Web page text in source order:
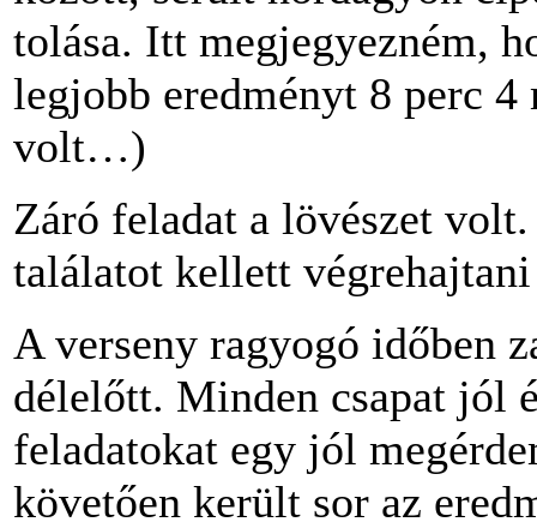
tolása. Itt megjegyezném,
legjobb eredményt 8 perc
volt…)
Záró feladat a lövészet
találatot kellett
A verseny ragyogó időben
délelőtt. Minden csapat jól
feladatokat egy jól
követően került sor az